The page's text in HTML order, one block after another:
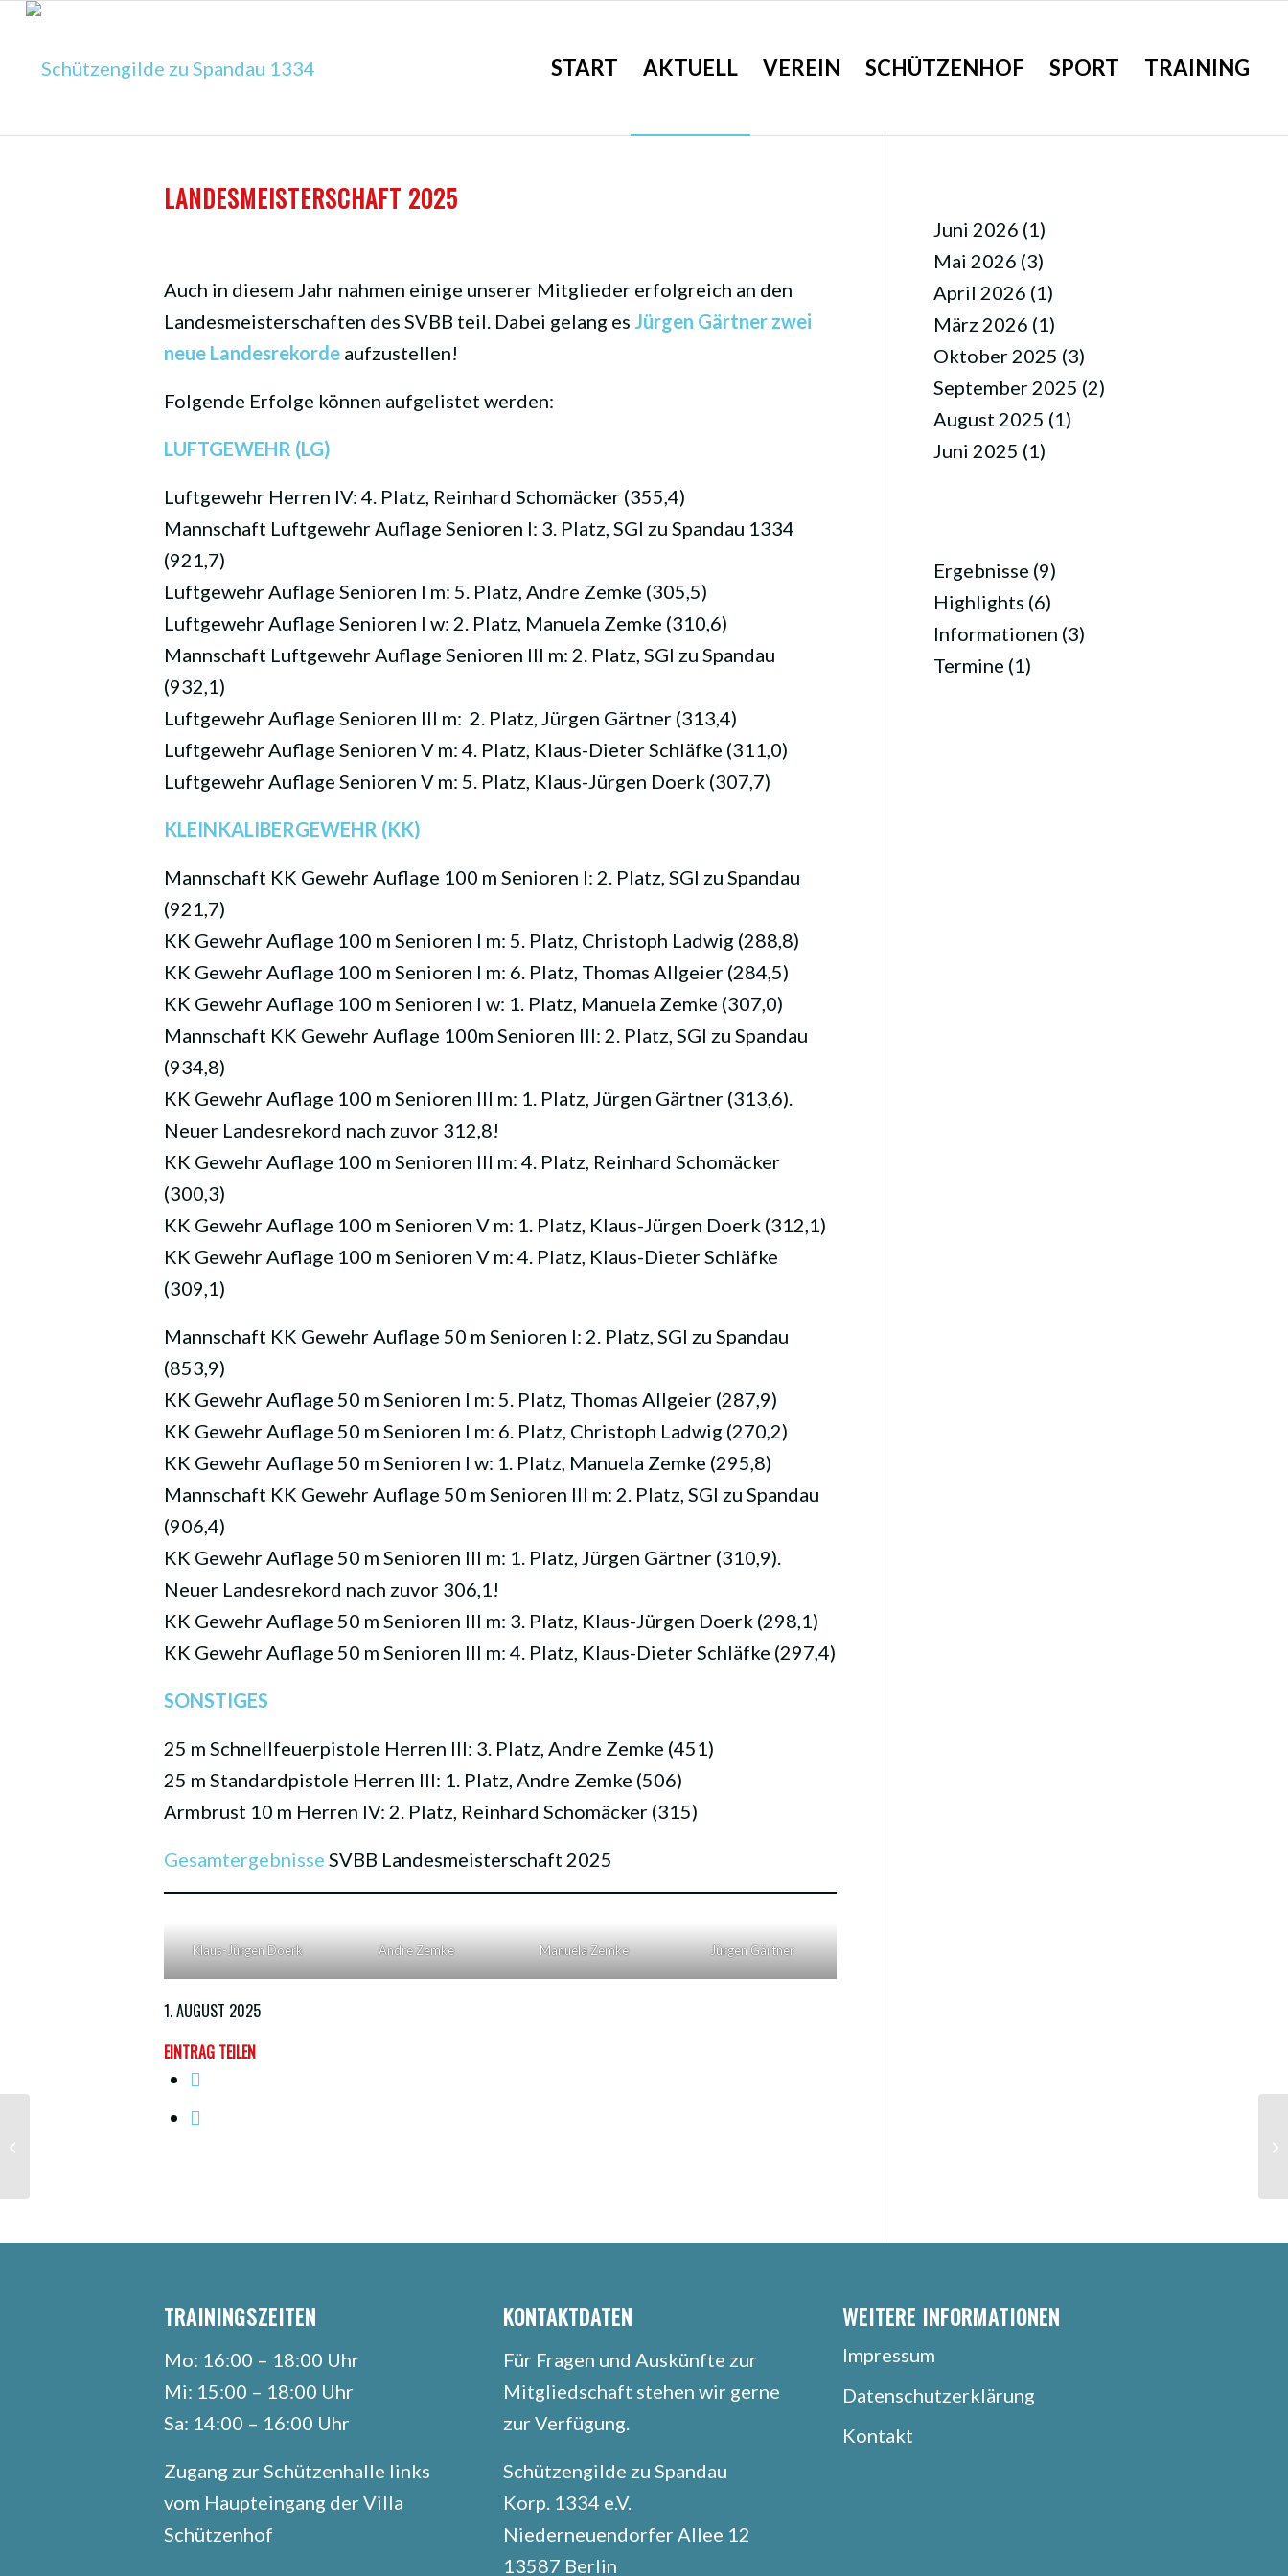
START AKTUELL VEREIN SCHÜTZENHOF SPORT TRAINING
LANDESMEISTERSCHAFT 2025
Auch in diesem Jahr nahmen einige unserer Mitglieder erfolgreich an den
Landesmeisterschaften des SVBB teil. Dabei gelang es Jürgen Gärtner zwei
neue Landesrekordeaufzustellen!
Folgende Erfolge können aufgelistet werden:
LUFTGEWEHR (LG)
Luftgewehr Herren IV: 4. Platz, Reinhard Schomäcker (355,4)
Mannschaft Luftgewehr Auflage Senioren I: 3. Platz, SGI zu Spandau 1334
(921,7)
Luftgewehr Auflage Senioren I m: 5. Platz, Andre Zemke (305,5)
Luftgewehr Auflage Senioren I w: 2. Platz, Manuela Zemke (310,6)
Mannschaft Luftgewehr Auflage Senioren III m: 2. Platz, SGI zu Spandau
(932,1)
Luftgewehr Auflage Senioren III m: 2. Platz, Jürgen Gärtner (313,4)
Luftgewehr Auflage Senioren V m: 4. Platz, Klaus-Dieter Schläfke (311,0)
Luftgewehr Auflage Senioren V m: 5. Platz, Klaus-Jürgen Doerk (307,7)
KLEINKALIBERGEWEHR (KK)
Mannschaft KK Gewehr Auflage 100 m Senioren I: 2. Platz, SGI zu Spandau
(921,7)
KK Gewehr Auflage 100 m Senioren I m: 5. Platz, Christoph Ladwig (288,8)
KK Gewehr Auflage 100 m Senioren I m: 6. Platz, Thomas Allgeier (284,5)
KK Gewehr Auflage 100 m Senioren I w: 1. Platz, Manuela Zemke (307,0)
Mannschaft KK Gewehr Auflage 100m Senioren III: 2. Platz, SGI zu Spandau
(934,8)
KK Gewehr Auflage 100 m Senioren III m: 1. Platz, Jürgen Gärtner (313,6).
Neuer Landesrekord nach zuvor 312,8!
KK Gewehr Auflage 100 m Senioren III m: 4. Platz, Reinhard Schomäcker
(300,3)
KK Gewehr Auflage 100 m Senioren V m: 1. Platz, Klaus-Jürgen Doerk (312,1)
KK Gewehr Auflage 100 m Senioren V m: 4. Platz, Klaus-Dieter Schläfke
(309,1)
Mannschaft KK Gewehr Auflage 50 m Senioren I: 2. Platz, SGI zu Spandau
(853,9)
KK Gewehr Auflage 50 m Senioren I m: 5. Platz, Thomas Allgeier (287,9)
KK Gewehr Auflage 50 m Senioren I m: 6. Platz, Christoph Ladwig (270,2)
KK Gewehr Auflage 50 m Senioren I w: 1. Platz, Manuela Zemke (295,8)
Mannschaft KK Gewehr Auflage 50 m Senioren III m: 2. Platz, SGI zu Spandau
(906,4)
KK Gewehr Auflage 50 m Senioren III m: 1. Platz, Jürgen Gärtner (310,9).
Neuer Landesrekord nach zuvor 306,1!
KK Gewehr Auflage 50 m Senioren III m: 3. Platz, Klaus-Jürgen Doerk (298,1)
KK Gewehr Auflage 50 m Senioren III m: 4. Platz, Klaus-Dieter Schläfke (297,4)
SONSTIGES
25 m Schnellfeuerpistole Herren III: 3. Platz, Andre Zemke (451)
25 m Standardpistole Herren III: 1. Platz, Andre Zemke (506)
Armbrust 10 m Herren IV: 2. Platz, Reinhard Schomäcker (315)
Gesamtergebnisse SVBB Landesmeisterschaft 2025
Klaus-Jürgen Doerk Andre Zemke Manuela Zemke Jürgen Gärtner
1. AUGUST 2025
EINTRAG TEILEN
Juni 2026 (1)
Mai 2026 (3)
April 2026 (1)
März 2026 (1)
Oktober 2025 (3)
September 2025 (2)
August 2025 (1)
Juni 2025 (1)
Ergebnisse (9)
Highlights (6)
Informationen (3)
Termine (1)
TRAININGSZEITEN
Mo: 16:00 – 18:00 Uhr
Mi: 15:00 – 18:00 Uhr
Sa: 14:00 – 16:00 Uhr
Zugang zur Schützenhalle links
vom Haupteingang der Villa
Schützenhof
KONTAKTDATEN
Für Fragen und Auskünfte zur
Mitgliedschaft stehen wir gerne
zur Verfügung.
Schützengilde zu Spandau
Korp. 1334 e.V.
Niederneuendorfer Allee 12
13587 Berlin
WEITERE INFORMATIONEN
Impressum
Datenschutzerklärung
Kontakt